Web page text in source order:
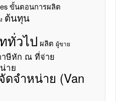
ขั้นตอนการผลิต
ต้นทุน
ทั่วไป ผลิต ผู้ขาย
ษีหัก ณ ที่จ่าย
าย
จำหน่าย (Van